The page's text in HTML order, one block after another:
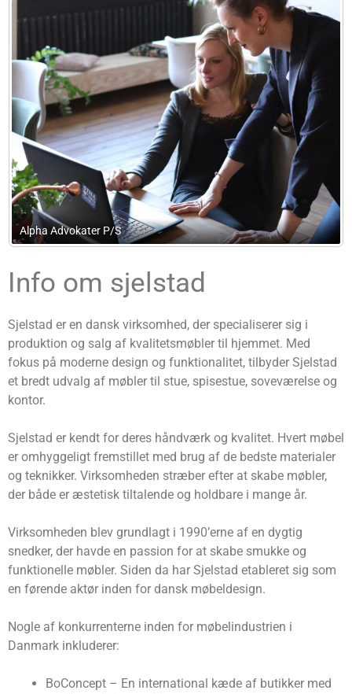
Bjernemose’s Bogholderi ApS
Info om sjelstad
Sjelstad er en dansk virksomhed, der specialiserer sig i
produktion og salg af kvalitetsmøbler til hjemmet. Med
fokus på moderne design og funktionalitet, tilbyder Sjelstad
et bredt udvalg af møbler til stue, spisestue, soveværelse og
kontor.
Sjelstad er kendt for deres håndværk og kvalitet. Hvert møbel
er omhyggeligt fremstillet med brug af de bedste materialer
og teknikker. Virksomheden stræber efter at skabe møbler,
der både er æstetisk tiltalende og holdbare i mange år.
Virksomheden blev grundlagt i 1990’erne af en dygtig
snedker, der havde en passion for at skabe smukke og
funktionelle møbler. Siden da har Sjelstad etableret sig som
en førende aktør inden for dansk møbeldesign.
Nogle af konkurrenterne inden for møbelindustrien i
Danmark inkluderer:
BoConcept – En international kæde af butikker med